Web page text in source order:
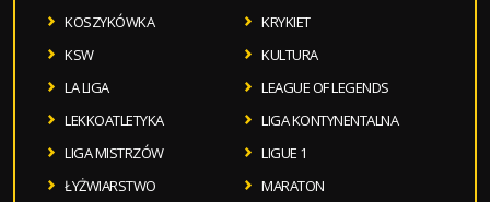
KOSZYKÓWKA
KRYKIET
KSW
KULTURA
LA LIGA
LEAGUE OF LEGENDS
LEKKOATLETYKA
LIGA KONTYNENTALNA
LIGA MISTRZÓW
LIGUE 1
ŁYŻWIARSTWO
MARATON